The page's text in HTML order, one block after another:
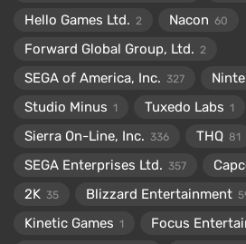
Hello Games Ltd. 2 Nacon 60
Forward Global Group, Ltd. 2
SEGA of America, Inc. 327
Studio Minus 1 Tuxedo Labs 1
Sierra On-Line, Inc. 336 THQ 81
SEGA Enterprises Ltd. 357
2K 35 Blizzard Entertainment
Kinetic Games 1 Focus